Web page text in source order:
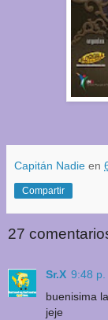
Capitán Nadie en
Compartir
27
Sr.X 9:48 p.
buenisima
jeje